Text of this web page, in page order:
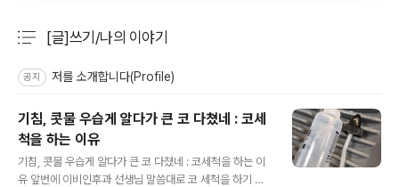
[글]쓰기/나의 이야기
공지 저를 소개합니다(Profile)
기침, 콧물 우습게 알다가 큰 코 다쳤네 : 코세
척을 하는 이유
기침, 콧물 우습게 알다가 큰 코 다쳤네 : 코세척을 하는 이
유 앞번에 이비인후과 선생님 말씀대로 코 세척을 하기 시